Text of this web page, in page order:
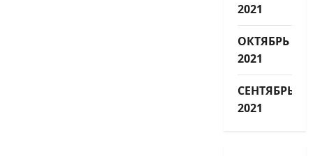
2021
ОКТЯБРЬ
2021
СЕНТЯБРЬ
2021